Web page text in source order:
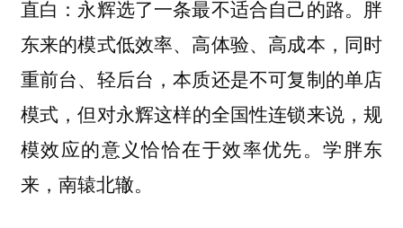
直白：永辉选了一条最不适合自己的路。 胖
东来的模式低效率、高体验、高成本，同时
重前台、轻后台，本质还是不可复制的单店
模式 ，但对永辉这样的全国性连锁来说，规
模效应的意义恰恰在于效率优先。学胖东
来，南辕北辙。